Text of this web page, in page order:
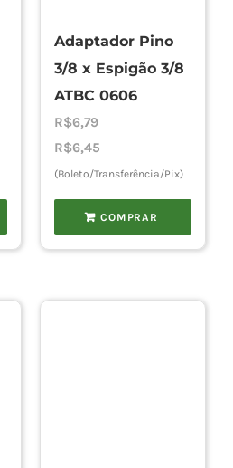
Adaptador Pino
3/8 x Espigão 3/8
ATBC 0606
R$6,79
R$6,45
(Boleto/Transferência/Pix)
COMPRAR